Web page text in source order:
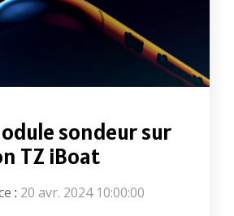
sondeur sur
TZ iBoat
: 20 avr. 2024 10:00:00